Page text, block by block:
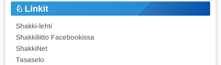
Linkit
Shakki-lehti
Shakkiliitto Facebookissa
ShakkiNet
Tasaselo